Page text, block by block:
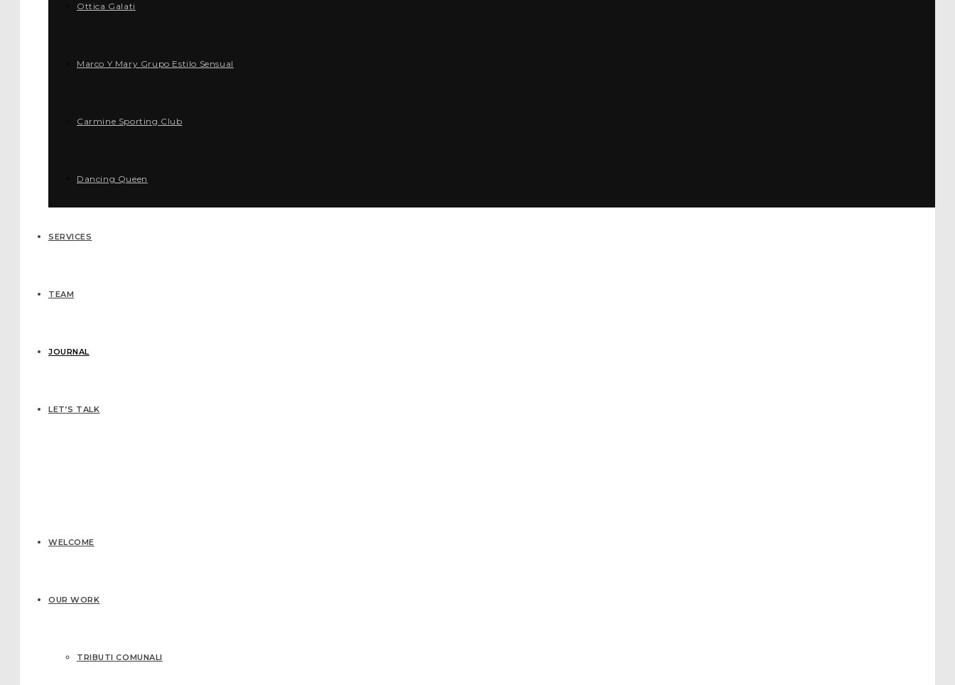
Ottica Galati
Marco Y Mary Grupo Estilo Sensual
Carmine Sporting Club
Dancing Queen
SERVICES
TEAM
JOURNAL
LET’S TALK
WELCOME
OUR WORK
TRIBUTI COMUNALI